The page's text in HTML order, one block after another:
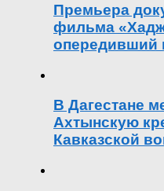
Премьера
фильма
опередивший
В Дагестане
Ахтынскую
Кавказской